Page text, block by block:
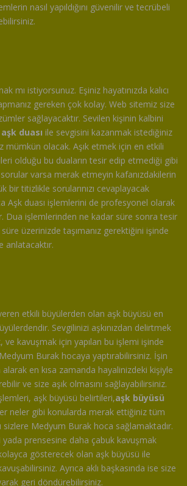
nasıl yapıldığını güvenilir ve tecrübeli
mı istiyorsunuz. Eşiniz hayatınızda kalıcı
gereken çok kolay. Web sitemiz size
sağlayacaktır. Sevilen kişinin kalbini
aşk duası ile sevgisini kazanmak istediğiniz
mümkün olacak. Aşık etmek için en etkili
olduğu bu duaların tesir edip etmediği gibi
sorular varsa merak etmeyin kafanızdakilerin
bir titizlikle sorularınızı cevaplayacak
Aşk duası işlemlerini de profesyonel olarak
Dua işlemlerinden ne kadar süre sonra tesir
üzerinizde taşımanız gerektiğini işinde
anlatacaktır.
etkili büyülerden olan aşk büyüsü en
Sevgilinizi aşkınızdan delirtmek
ve kavuşmak için yapılan bu işlemi işinde
Burak hocaya yaptırabilirsiniz. İşin
alarak en kısa zamanda hayalinizdeki kişiyle
ve size aşık olmasını sağlayabilirsiniz.
aşk büyüsü belirtileri,aşk büyüsü
neler gibi konularda merak ettiğiniz tüm
sizlere Medyum Burak hoca sağlamaktadır.
yada prensesine daha çabuk kavuşmak
gösterecek olan aşk büyüsü ile
Ayrıca aklı başkasında ise size
geri döndürebilirsiniz.